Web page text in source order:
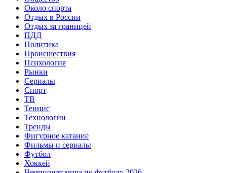
Около спорта
Отдых в России
Отдых за границей
ПДД
Политика
Происшествия
Психология
Рынки
Сериалы
Спорт
ТВ
Теннис
Технологии
Тренды
Фигурное катание
Фильмы и сериалы
Футбол
Хоккей